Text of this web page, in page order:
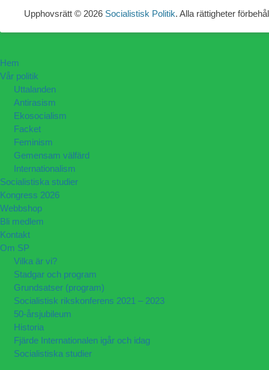
Upphovsrätt © 2026 Socialistisk Politik. Alla rättigheter
Hem
Vår politik
Uttalanden
Antirasism
Ekosocialism
Facket
Feminism
Gemensam välfärd
Internationalism
Socialistiska studier
Kongress 2026
Webbshop
Bli medlem
Kontakt
Om SP
Vilka är vi?
Stadgar och program
Grundsatser (program)
Socialistisk rikskonferens 2021 – 2023
50-årsjubileum
Historia
Fjärde Internationalen igår och idag
Socialistiska studier